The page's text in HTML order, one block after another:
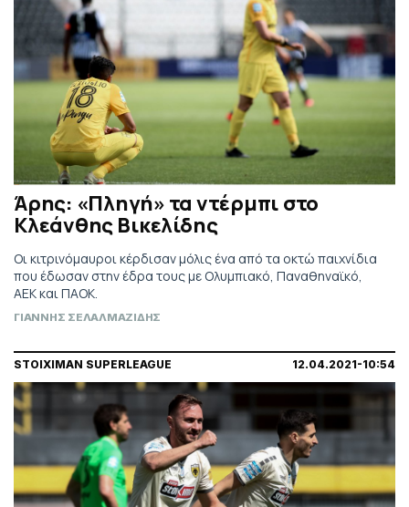
Άρης: «Πληγή» τα ντέρμπι στο
Κλεάνθης Βικελίδης
Οι κιτρινόμαυροι κέρδισαν μόλις ένα από τα οκτώ παιχνίδια
που έδωσαν στην έδρα τους με Ολυμπιακό, Παναθηναϊκό,
ΑΕΚ και ΠΑΟΚ.
ΓΙΑΝΝΗΣ ΣΕΛΑΛΜΑΖΙΔΗΣ
STOIXIMAN SUPERLEAGUE 12.04.2021-10:54